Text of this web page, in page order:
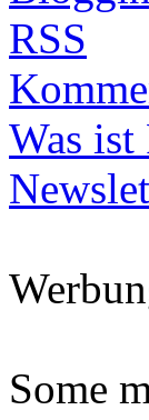
Was ist
Some